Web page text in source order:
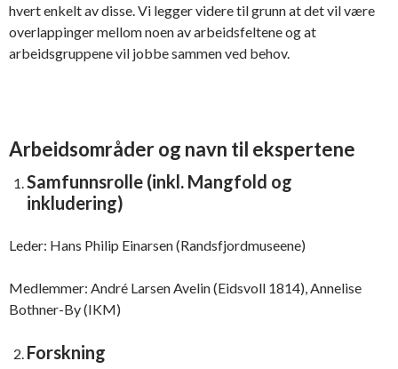
hvert enkelt av disse. Vi legger videre til grunn at det vil være
overlappinger mellom noen av arbeidsfeltene og at
arbeidsgruppene vil jobbe sammen ved behov.
Arbeidsområder og navn til ekspertene
Samfunnsrolle (inkl. Mangfold og
inkludering)
Leder: Hans Philip Einarsen (Randsfjordmuseene)
Medlemmer: André Larsen Avelin (Eidsvoll 1814), Annelise
Bothner-By (IKM)
Forskning